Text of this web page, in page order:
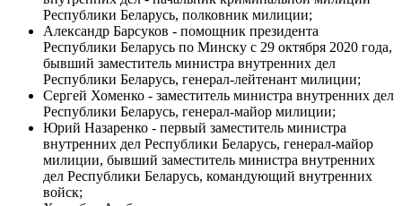
Республики Беларусь, полковник милиции;
Александр Барсуков - помощник президента
Республики Беларусь по Минску с 29 октября 2020 года,
бывший заместитель министра внутренних дел
Республики Беларусь, генерал-лейтенант милиции;
Сергей Хоменко - заместитель министра внутренних дел
Республики Беларусь, генерал-майор милиции;
Юрий Назаренко - первый заместитель министра
внутренних дел Республики Беларусь, генерал-майор
милиции, бывший заместитель министра внутренних
дел Республики Беларусь, командующий внутренних
войск;